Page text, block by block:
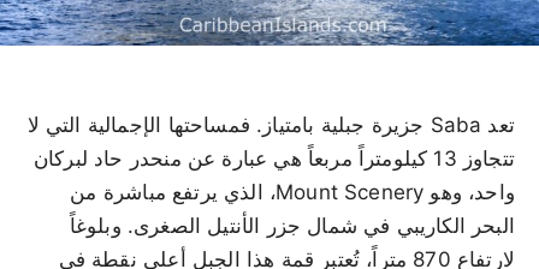
تعد Saba جزيرة جبلية بامتياز. فمساحتها الإجمالية التي لا
تتجاوز 13 كيلومتراً مربعاً هي عبارة عن منحدر حاد لبركان
واحد، وهو Mount Scenery، الذي يرتفع مباشرة من
البحر الكاريبي في شمال جزر الأنتيل الصغرى. وبلوغاً
لارتفاع 870 متراً، تُعتبر قمة هذا الجبل أعلى نقطة في